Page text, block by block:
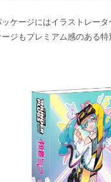
ケージにはイラストレー
ジもプレミアム感のある特